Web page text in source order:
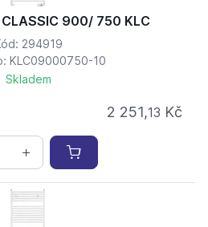
900/ 750 KLC
294919
KLC09000750-10
Skladem
2 251,13 Kč